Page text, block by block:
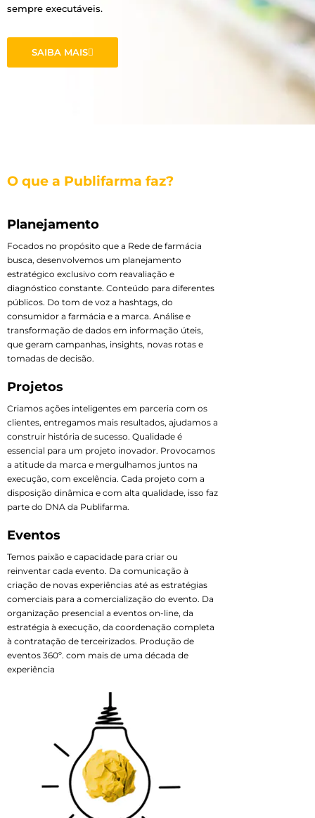
sempre executáveis.
SAIBA MAIS
O que a Publifarma faz?
Planejamento
Focados no propósito que a Rede de farmácia
busca, desenvolvemos um planejamento
estratégico exclusivo com reavaliação e
diagnóstico constante. Conteúdo para diferentes
públicos. Do tom de voz a hashtags, do
consumidor a farmácia e a marca. Análise e
transformação de dados em informação úteis,
que geram campanhas, insights, novas rotas e
tomadas de decisão.
Projetos
Criamos ações inteligentes em parceria com os
clientes, entregamos mais resultados, ajudamos a
construir história de sucesso. Qualidade é
essencial para um projeto inovador. Provocamos
a atitude da marca e mergulhamos juntos na
execução, com excelência. Cada projeto com a
disposição dinâmica e com alta qualidade, isso faz
parte do DNA da Publifarma.
Eventos
Temos paixão e capacidade para criar ou
reinventar cada evento. Da comunicação à
criação de novas experiências até as estratégias
comerciais para a comercialização do evento. Da
organização presencial a eventos on-line, da
estratégia à execução, da coordenação completa
à contratação de terceirizados. Produção de
eventos 360º. com mais de uma década de
experiência